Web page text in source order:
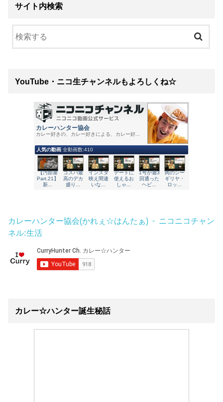
サイト内検索
YouTube・ニコ生チャンネルもよろしくね☆
カレーハンター協会(かれぇ☆はんたぁ) - ニコニコチャン
ネル:生活
カレー☆ハンター誕生秘話